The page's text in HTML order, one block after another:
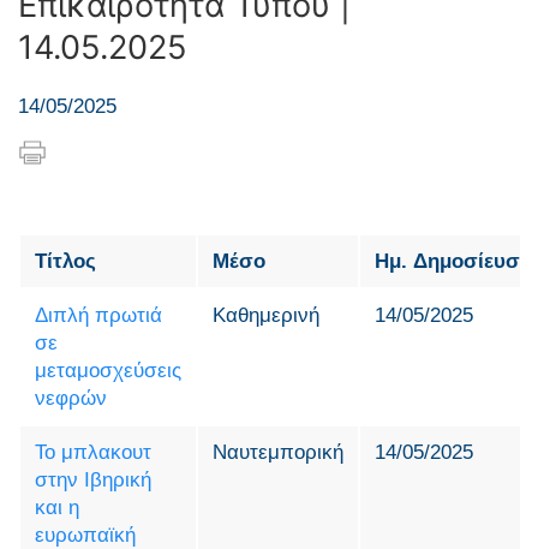
14.05.2025
14/05/2025
Τίτλος Μέσο Ημ.
Διπλή πρωτιά
σε
μεταμοσχεύσεις
νεφρών
Καθημερινή 14/05/2025
Το μπλακουτ
στην Ιβηρική
και η
ευρωπαϊκή
Ναυτεμπορική 14/05/2025